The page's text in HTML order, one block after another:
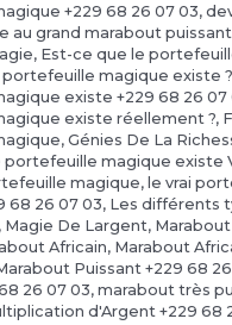
+229 68 26 07 03,
au grand marabout
, Est-ce que le
magique existe ?
existe +229 68 26 07
existe réellement ?,
, Génies De La
portefeuille magique existe
magique, le vrai
68 26 07 03, Les différents
Magie De Largent,
Africain, Marabout
Puissant +229 68
26 07 03, marabout très
d'Argent +229 68